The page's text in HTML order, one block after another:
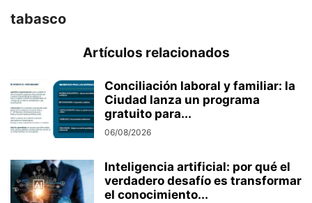
tabasco
Artículos relacionados
Conciliación laboral y familiar: la
Ciudad lanza un programa
gratuito para...
06/08/2026
Inteligencia artificial: por qué el
verdadero desafío es transformar
el conocimiento...